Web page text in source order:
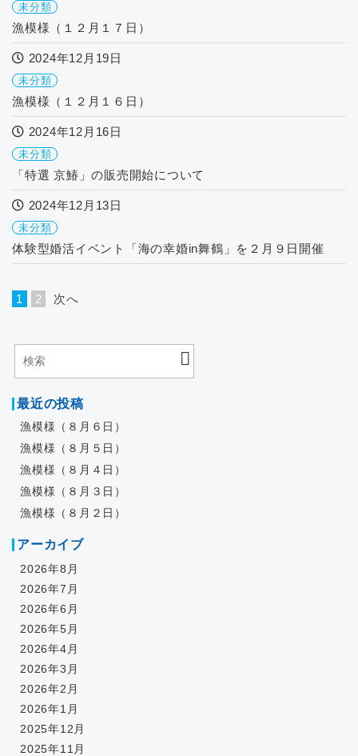
未分類
漁模様（１２月１７日）
2024年12月19日
未分類
漁模様（１２月１６日）
2024年12月16日
未分類
「特選 京鰆」の販売開始について
2024年12月13日
未分類
体験型婚活イベント「海の幸婚in舞鶴」を２月９日開催
1 2 次へ
最近の投稿
漁模様（８月６日）
漁模様（８月５日）
漁模様（８月４日）
漁模様（８月３日）
漁模様（８月２日）
アーカイブ
2026年8月
2026年7月
2026年6月
2026年5月
2026年4月
2026年3月
2026年2月
2026年1月
2025年12月
2025年11月